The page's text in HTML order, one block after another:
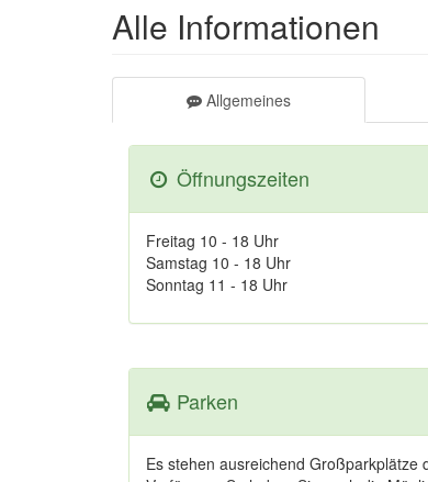
Alle Informationen
Allgemeines
Öffnungszeiten
Freitag 10 - 18 Uhr
Samstag 10 - 18 Uhr
Sonntag 11 - 18 Uhr
Parken
Es stehen ausreichend Großparkplätze